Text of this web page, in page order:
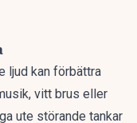
ljud kan förbättra
vitt brus eller
ute störande tankar